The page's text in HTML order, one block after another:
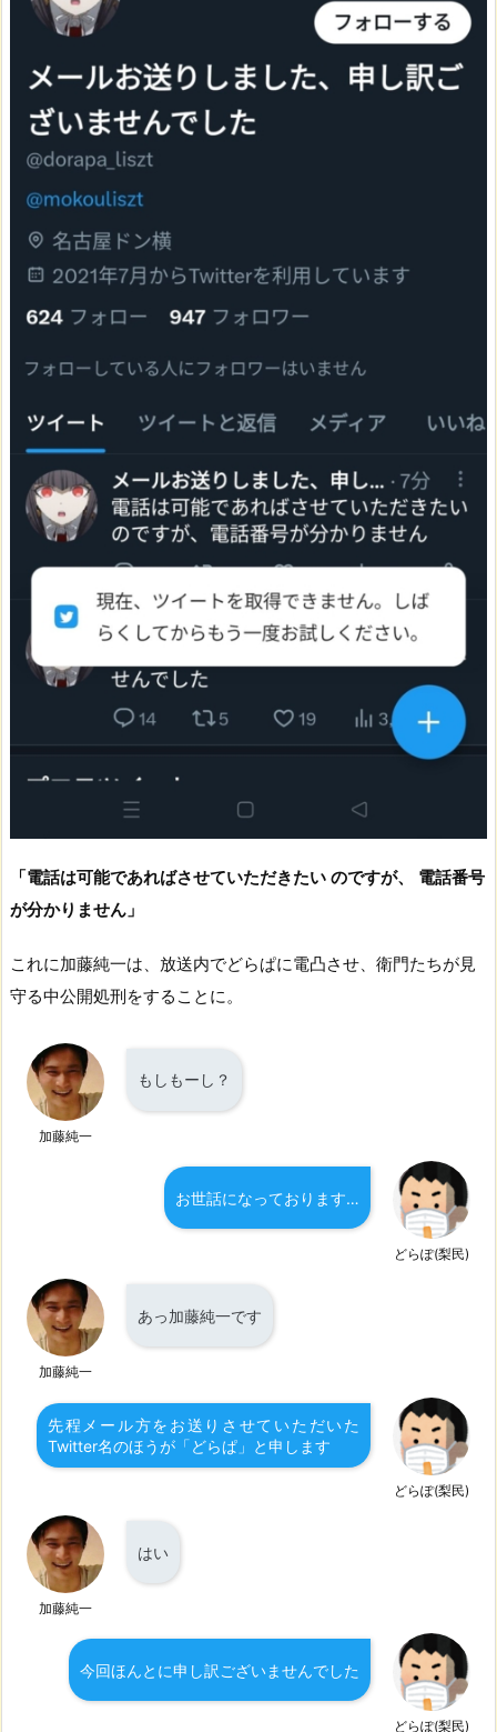
「電話は可能であればさせていただきたい のですが、 電話番号
が分かりません」
これに加藤純一は、放送内でどらぱに電凸させ、衛門たちが見
守る中公開処刑をすることに。
加藤純一
もしもーし？
お世話になっております…
どらぽ(梨民)
加藤純一
あっ加藤純一です
先程メール方をお送りさせていただいた
Twitter名のほうが「どらぱ」と申します
どらぽ(梨民)
加藤純一
はい
今回ほんとに申し訳ございませんでした
どらぽ(梨民)